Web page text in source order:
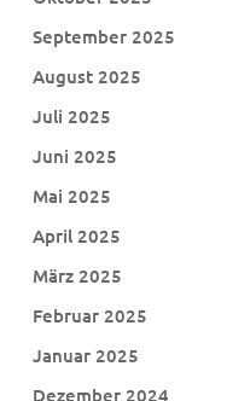
September 2025
August 2025
Juli 2025
Juni 2025
Mai 2025
April 2025
März 2025
Februar 2025
Januar 2025
Dezember 2024